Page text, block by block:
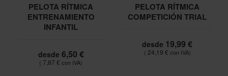
PELOTA RÍTMICA
ENTRENAMIENTO
INFANTIL
desde 6,50 €
7,87 €
PELOTA RÍTMICA
COMPETICIÓN TRIAL
desde 19,99 €
24,19 €